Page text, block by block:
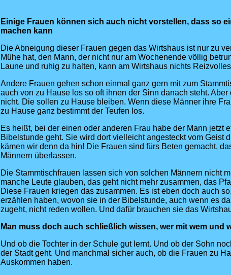
Einige Frauen können sich auch nicht vorstellen, dass so
machen kann
Die Abneigung dieser Frauen gegen das Wirtshaus ist nur zu
Mühe hat, den Mann, der nicht nur am Wochenende völlig
Laune und ruhig zu halten, kann am Wirtshaus nichts
Andere Frauen gehen schon einmal ganz gern mit zum
auch von zu Hause los so oft ihnen der Sinn danach steht.
nicht. Die sollen zu Hause bleiben. Wenn diese Männer ihre
zu Hause ganz bestimmt der Teufen los.
Es heißt, bei der einen oder anderen Frau habe der Mann jetzt
Bibelstunde geht. Sie wird dort vielleicht angesteckt vom Geist
kämen wir denn da hin! Die Frauen sind fürs Beten gemacht,
Männern überlassen.
Die Stammtischfrauen lassen sich von solchen Männern nicht
manche Leute glauben, das geht nicht mehr zusammen, das
Diese Frauen kriegen das zusammen. Es ist eben doch auch
erzählen haben, wovon sie in der Bibelstunde, auch wenn es
zugeht, nicht reden wollen. Und dafür brauchen sie das
Man muss doch auch schließlich wissen, wer mit wem und
Und ob die Tochter in der Schule gut lernt. Und ob der Sohn
der Stadt geht. Und manchmal sicher auch, ob die Frauen zu
Auskommen haben.